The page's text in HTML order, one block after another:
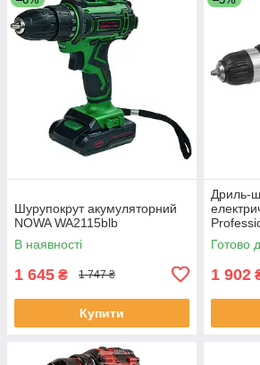
Шурупокрут акумуляторний
NOWA WA2115blb
В наявності
1 645 ₴ 1 747 ₴
Купити
Дриль-
Ultimate
Готово
1 902